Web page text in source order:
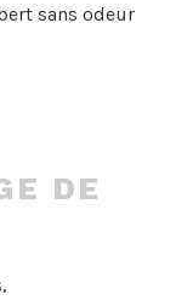
sans odeur
DE